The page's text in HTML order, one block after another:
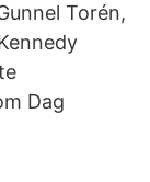
Torén,
Dag